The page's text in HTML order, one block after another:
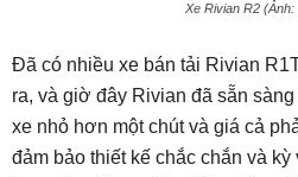
Xe Rivian R2 (Ảnh:
Đã có nhiều xe bán tải Rivian
ra, và giờ đây Rivian đã sẵn
xe nhỏ hơn một chút và giá cả
đảm bảo thiết kế chắc chắn và